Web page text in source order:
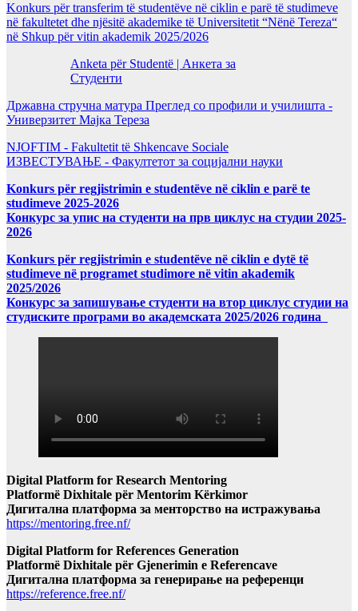
Konkurs për transferim të studentëve në ciklin e parë të studimeve
në fakultetet dhe njësitë akademike të Universitetit “Nënë Tereza“
në Shkup për vitin akademik 2025/2026
Anketa për Studentë | Анкета за
Студенти
Државна стручна матура Преглед со профили и училишта -
Универзитет Мајка Тереза
NJOFTIM - Fakultetit të Shkencave Sociale
ИЗВЕСТУВАЊЕ - Факултетот за социјални науки
Konkurs për regjistrimin e studentëve në ciklin e parë te
studimeve 2025-2026
Конкурс за упис на студенти на прв циклус на студии 2025-
2026
Konkurs për regjistrimin e studentëve në ciklin e dytë të
studimeve në programet studimore në vitin akademik
2025/2026
Конкурс за запишување студенти на втор циклус студии на
студиските програми во академската 2025/2026 година
Digital Platform for Research Mentoring
Platformë Dixhitale për Mentorim Kërkimor
Дигитална платформа за менторство на истражувања
https://mentoring.free.nf/
Digital Platform for References Generation
Platformë Dixhitale për Gjenerimin e Referencave
Дигитална платформа за генерирање на референци
https://reference.free.nf/